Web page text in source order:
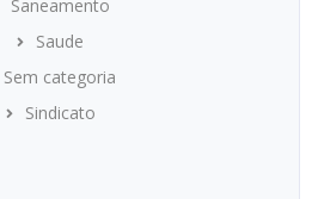
Saneamento
Saude
Sem categoria
Sindicato